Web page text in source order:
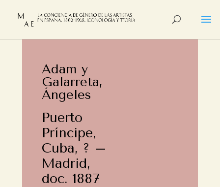
Adam y
Galarreta,
Ángeles
Puerto
Príncipe,
Cuba, ? –
Madrid,
doc. 1887